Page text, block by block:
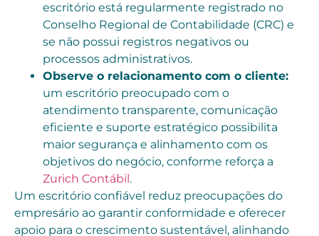
escritório está regularmente registrado no
Conselho Regional de Contabilidade (CRC) e
se não possui registros negativos ou
processos administrativos.
Observe o relacionamento com o cliente:
um escritório preocupado com o
atendimento transparente, comunicação
eficiente e suporte estratégico possibilita
maior segurança e alinhamento com os
objetivos do negócio, conforme reforça a
Zurich Contábil .
Um escritório confiável reduz preocupações do
empresário ao garantir conformidade e oferecer
apoio para o crescimento sustentável, alinhando